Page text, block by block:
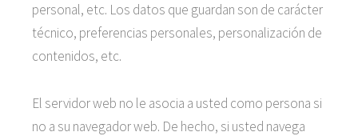
personal, etc. Los datos que guardan son de carácter
técnico, preferencias personales, personalización de
contenidos, etc.
El servidor web no le asocia a usted como persona si
no a su navegador web. De hecho, si usted navega